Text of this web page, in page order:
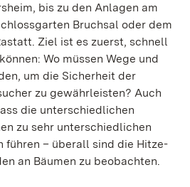
bis zu den Anlagen am
Bruchsal oder dem
Ziel ist es zuerst, schnell
Wo müssen Wege und
um die Sicherheit der
zu gewährleisten? Auch
die unterschiedlichen
zu sehr unterschiedlichen
führen – überall sind die Hitze-
an Bäumen zu beobachten.